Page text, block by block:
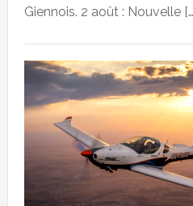
Giennois. 2 août : Nouvelle